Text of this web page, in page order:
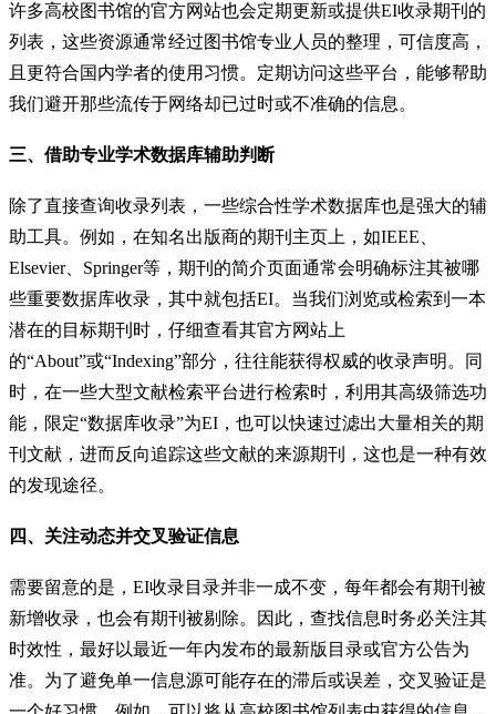
许多高校图书馆的官方网站也会定期更新或提供EI收录期刊的
列表，这些资源通常经过图书馆专业人员的整理，可信度高，
且更符合国内学者的使用习惯。定期访问这些平台，能够帮助
我们避开那些流传于网络却已过时或不准确的信息。
三、借助专业学术数据库辅助判断
除了直接查询收录列表，一些综合性学术数据库也是强大的辅
助工具。例如，在知名出版商的期刊主页上，如IEEE、
Elsevier、Springer等，期刊的简介页面通常会明确标注其被哪
些重要数据库收录，其中就包括EI。当我们浏览或检索到一本
潜在的目标期刊时，仔细查看其官方网站上
的“About”或“Indexing”部分，往往能获得权威的收录声明。同
时，在一些大型文献检索平台进行检索时，利用其高级筛选功
能，限定“数据库收录”为EI，也可以快速过滤出大量相关的期
刊文献，进而反向追踪这些文献的来源期刊，这也是一种有效
的发现途径。
四、关注动态并交叉验证信息
需要留意的是，EI收录目录并非一成不变，每年都会有期刊被
新增收录，也会有期刊被剔除。因此，查找信息时务必关注其
时效性，最好以最近一年内发布的最新版目录或官方公告为
准。为了避免单一信息源可能存在的滞后或误差，交叉验证是